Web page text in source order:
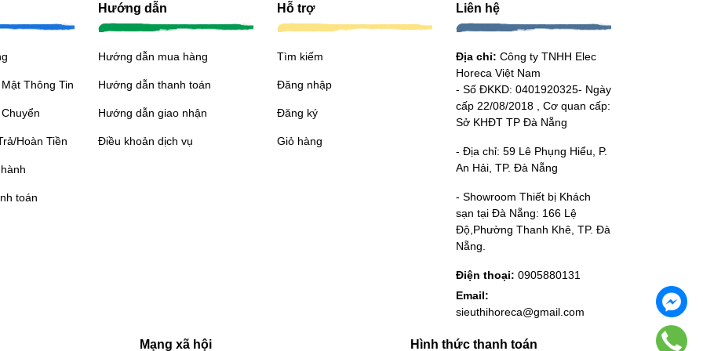
Thông Tin
Hoàn Tiền
toán
Hướng dẫn
Hướng dẫn mua hàng
Hướng dẫn thanh toán
Hướng dẫn giao nhận
Điều khoản dịch vụ
Hỗ trợ
Tìm kiếm
Đăng nhập
Đăng ký
Giỏ hàng
Liên hệ
Địa chỉ: Công ty TNHH Elec
Horeca Việt Nam
- Số ĐKKD: 0401920325- Ngày
cấp 22/08/2018 , Cơ quan cấp:
Sở KHĐT TP Đà Nẵng
- Địa chỉ: 59 Lê Phụng Hiểu, P.
An Hải, TP. Đà Nẵng
- Showroom Thiết bị Khách
sạn tại Đà Nẵng: 166 Lệ
Độ,Phường Thanh Khê, TP. Đà
Nẵng.
Điện thoại: 0905880131
Email:
sieuthihoreca@gmail.com
Mạng xã hội Hình thức thanh toán